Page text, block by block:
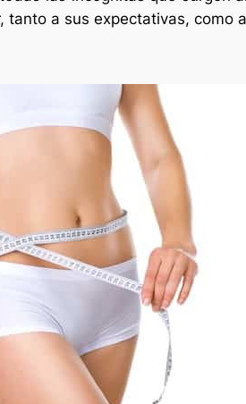
a sus expectativas, como